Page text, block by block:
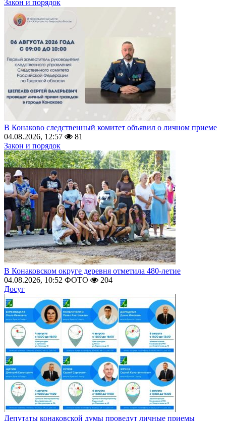
Закон и порядок
В Конаково следственный комитет объявил о личном приеме
04.08.2026, 12:57
81
Закон и порядок
В Конаковском округе деревня отметила 480-летие
04.08.2026, 10:52 ФОТО
204
Досуг
Депутаты конаковской думы проведут личные приемы